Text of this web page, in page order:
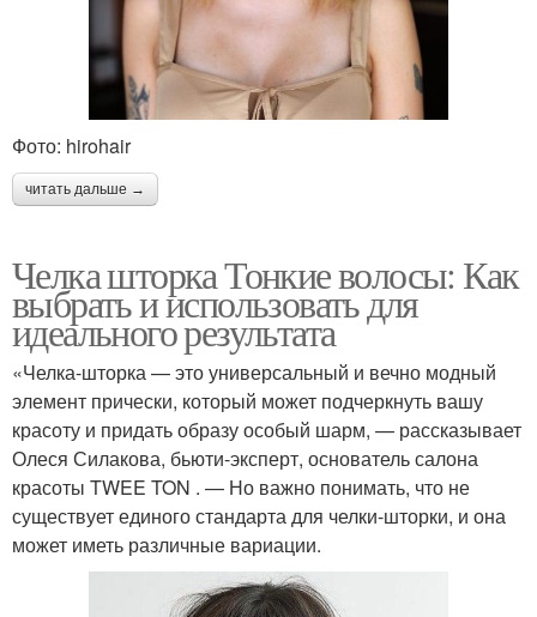
Фото: hirohair
читать дальше →
Челка шторка Тонкие волосы: Как
выбрать и использовать для
идеального результата
«Челка-шторка — это универсальный и вечно модный
элемент прически, который может подчеркнуть вашу
красоту и придать образу особый шарм, — рассказывает
Олеся Силакова, бьюти-эксперт, основатель салона
красоты TWEE TON . — Но важно понимать, что не
существует единого стандарта для челки-шторки, и она
может иметь различные вариации.